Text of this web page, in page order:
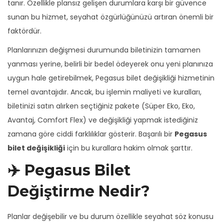
tanır. Özellikle plansız gelişen durumlara karşı bir güvence
sunan bu hizmet, seyahat özgürlüğünüzü artıran önemli bir
faktördür.
Planlarınızın değişmesi durumunda biletinizin tamamen
yanması yerine, belirli bir bedel ödeyerek onu yeni planınıza
uygun hale getirebilmek, Pegasus bilet değişikliği hizmetinin
temel avantajıdır. Ancak, bu işlemin maliyeti ve kuralları,
biletinizi satın alırken seçtiğiniz pakete (Süper Eko, Eko,
Avantaj, Comfort Flex) ve değişikliği yapmak istediğiniz
zamana göre ciddi farklılıklar gösterir. Başarılı bir Pegasus
bilet değişikliği için bu kurallara hakim olmak şarttır.
✈️ Pegasus Bilet
Değiştirme Nedir?
Planlar değişebilir ve bu durum özellikle seyahat söz konusu